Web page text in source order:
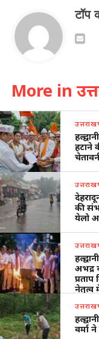
टॉप
More in
हटाने
की
येलो
अभद्र
नेतृत्व
वर्मा